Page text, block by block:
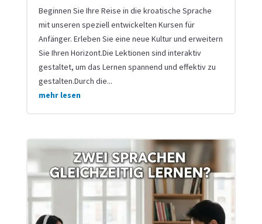
Beginnen Sie Ihre Reise in die kroatische Sprache
mit unseren speziell entwickelten Kursen für
Anfänger. Erleben Sie eine neue Kultur und erweitern
Sie Ihren Horizont.Die Lektionen sind interaktiv
gestaltet, um das Lernen spannend und effektiv zu
gestalten.Durch die...
mehr lesen